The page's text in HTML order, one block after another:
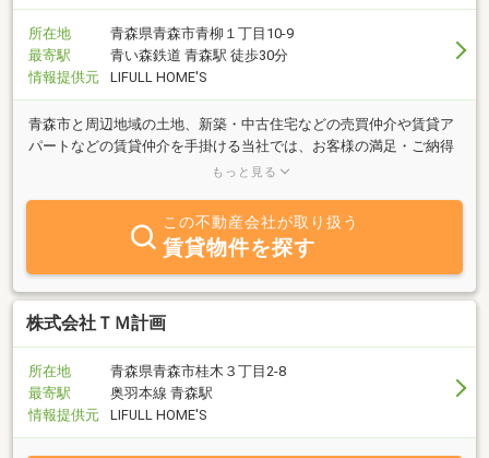
所在地
青森県青森市青柳１丁目10-9
最寄駅
青い森鉄道 青森駅 徒歩30分
情報提供元
LIFULL HOME'S
青森市と周辺地域の土地、新築・中古住宅などの売買仲介や賃貸ア
パートなどの賃貸仲介を手掛ける当社では、お客様の満足・ご納得
いただける不動産取引をサポートできるよう安心と信頼をモットー
もっと見る
この不動産会社が取り扱う
賃貸物件を探す
株式会社ＴＭ計画
所在地
青森県青森市桂木３丁目2-8
最寄駅
奥羽本線 青森駅
情報提供元
LIFULL HOME'S